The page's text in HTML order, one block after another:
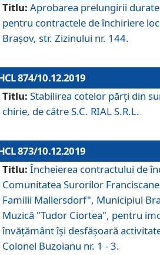
Titlu: Aprobarea prelungirii
pentru contractele de închiriere
Braşov, str. Zizinului nr. 144.
874/10.12.2019
Titlu: Stabilirea cotelor părți din
chirie, de către S.C. RIAL S.R.L.
873/10.12.2019
Titlu: Încheierea contractului de
Comunitatea Surorilor
Familii Mallersdorf", Municipiul
Muzică "Tudor Ciortea", pentru
învățământ îşi desfăşoară
Colonel Buzoianu nr. 1 - 3.